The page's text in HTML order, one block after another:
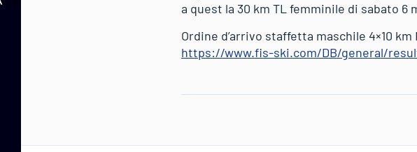
a quest la 30 km TL femminile di sabato 6
Ordine d’arrivo staffetta maschile 4×10
https://www.fis-ski.com/DB/general/